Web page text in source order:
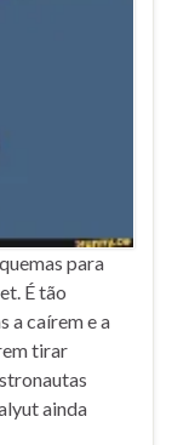
para
É tão
a caírem e a
tirar
ainda